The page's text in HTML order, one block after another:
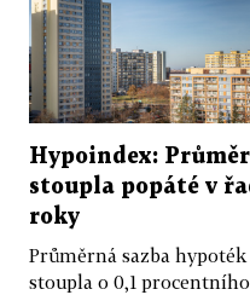
Hypoindex:
stoupla popáté v
roky
Průměrná sazba
stoupla o 0,1